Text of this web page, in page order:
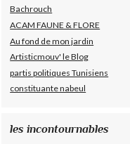
Bachrouch
ACAM FAUNE & FLORE
Au fond de mon jardin
Artisticmouv' le Blog
partis politiques Tunisiens
constituante nabeul
les incontournables